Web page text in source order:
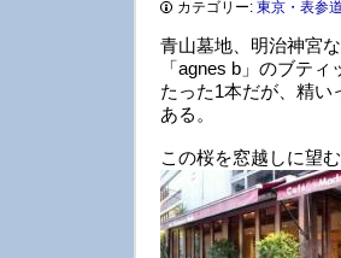
カテゴリー: 東京・表参
青山墓地、明治神宮
「agnes b」のブテ
たった1本だが、精い
ある。
この桜を窓越しに望